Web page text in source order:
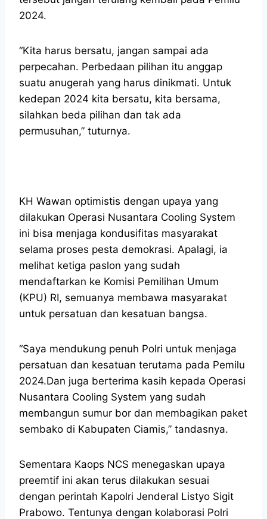
2024.
“Kita harus bersatu, jangan sampai ada
perpecahan. Perbedaan pilihan itu anggap
suatu anugerah yang harus dinikmati. Untuk
kedepan 2024 kita bersatu, kita bersama,
silahkan beda pilihan dan tak ada
permusuhan,” tuturnya.
KH Wawan optimistis dengan upaya yang
dilakukan Operasi Nusantara Cooling System
ini bisa menjaga kondusifitas masyarakat
selama proses pesta demokrasi. Apalagi, ia
melihat ketiga paslon yang sudah
mendaftarkan ke Komisi Pemilihan Umum
(KPU) RI, semuanya membawa masyarakat
untuk persatuan dan kesatuan bangsa.
“Saya mendukung penuh Polri untuk menjaga
persatuan dan kesatuan terutama pada Pemilu
2024.Dan juga berterima kasih kepada Operasi
Nusantara Cooling System yang sudah
membangun sumur bor dan membagikan paket
sembako di Kabupaten Ciamis,” tandasnya.
Sementara Kaops NCS menegaskan upaya
preemtif ini akan terus dilakukan sesuai
dengan perintah Kapolri Jenderal Listyo Sigit
Prabowo. Tentunya dengan kolaborasi Polri